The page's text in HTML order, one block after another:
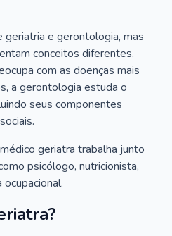
geriatria e gerontologia, mas
conceitos diferentes.
com as doenças mais
a gerontologia estuda o
seus componentes
geriatra trabalha junto
psicólogo, nutricionista,